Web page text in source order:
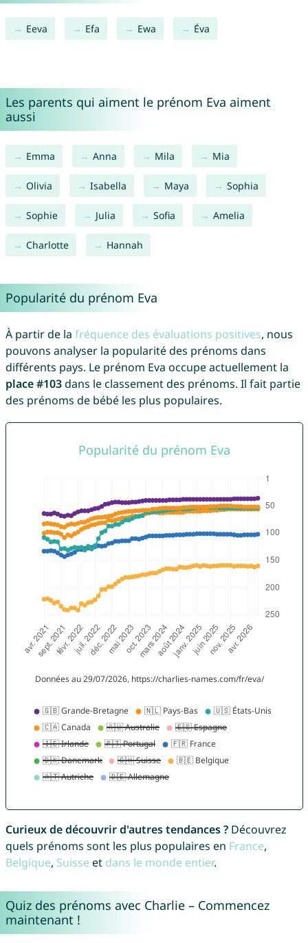
Eeva Efa Ewa Éva
Les parents qui aiment le prénom Eva aiment
aussi
Emma Anna Mila Mia
Olivia Isabella Maya Sophia
Sophie Julia Sofia Amelia
Charlotte Hannah
Popularité du prénom Eva
À partir de la fréquence des évaluations positives, nous
pouvons analyser la popularité des prénoms dans
différents pays. Le prénom Eva occupe actuellement la
place #103dans le classement des prénoms. Il fait partie
des prénoms de bébé les plus populaires.
Curieux de découvrir d'autres tendances ?Découvrez
quels prénoms sont les plus populaires en France,
Belgique, Suisse et dans le monde entier.
Quiz des prénoms avec Charlie – Commencez
maintenant !